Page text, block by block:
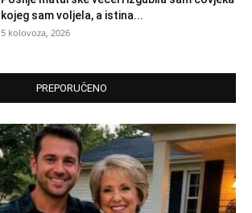
kojeg sam voljela, a istina...
5 kolovoza, 2026
PREPORUČENO